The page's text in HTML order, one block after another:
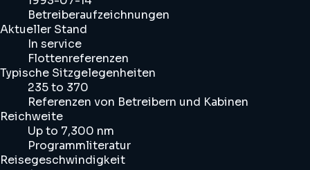
Betreiberaufzeichnungen
Aktueller Stand
In service
Flottenreferenzen
Typische Sitzgelegenheiten
235 to 370
Referenzen von Betreibern und Kabinen
Reichweite
Up to 7,300 nm
Programmliteratur
Reisegeschwindigkeit